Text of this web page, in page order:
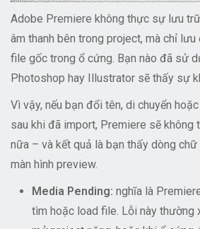
Adobe Premiere không thực sự lưu
âm thanh bên trong project, mà chỉ
file gốc trong ổ cứng. Bạn nào đã sử
Photoshop hay Illustrator sẽ thấy sự
Vì vậy, nếu bạn đổi tên, di chuyển
sau khi đã import, Premiere sẽ không
nữa – và kết quả là bạn thấy dòng chữ
màn hình preview.
Media Pending: nghĩa là
tìm hoặc load file. Lỗi này thường